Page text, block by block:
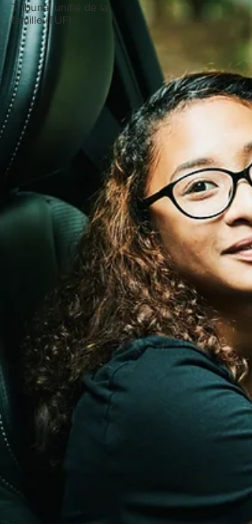
Tribunal unifié de la
famille (TUF)